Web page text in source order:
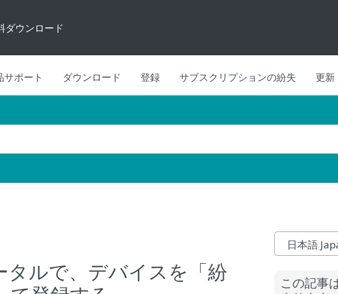
ダウンロード
ポート ダウンロード 登録 サブスクリプションの紛失 更新
タルで、デバイスを「紛
日本語
この記事